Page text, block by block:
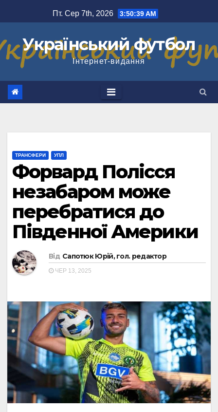
до
Пт. Сер 7th, 2026 3:50:40 AM
Український футбол
Інтернет-видання
ТРАНСФЕРИ УПЛ
Форвард Полісся
незабаром може
перебратися до
Південної Америки
Від Сапотюк Юрій, гол. редактор
ЧЕР 13, 2025